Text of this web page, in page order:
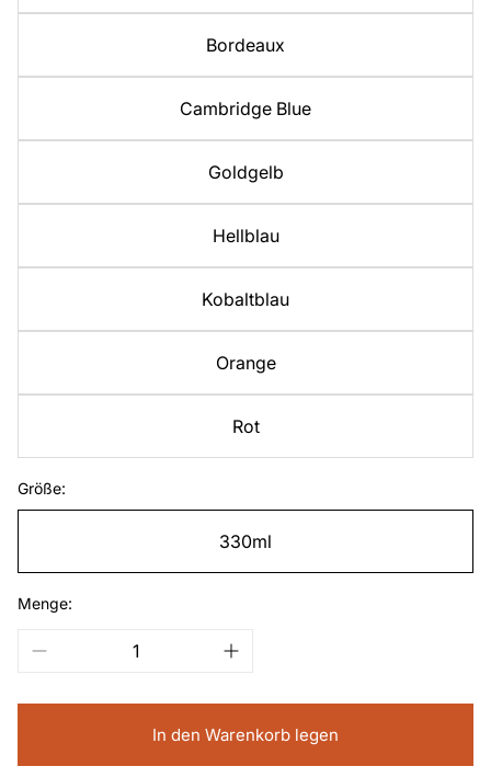
Bordeaux
Cambridge Blue
Goldgelb
Hellblau
Kobaltblau
Orange
Rot
Größe:
330ml
Menge:
In den Warenkorb legen